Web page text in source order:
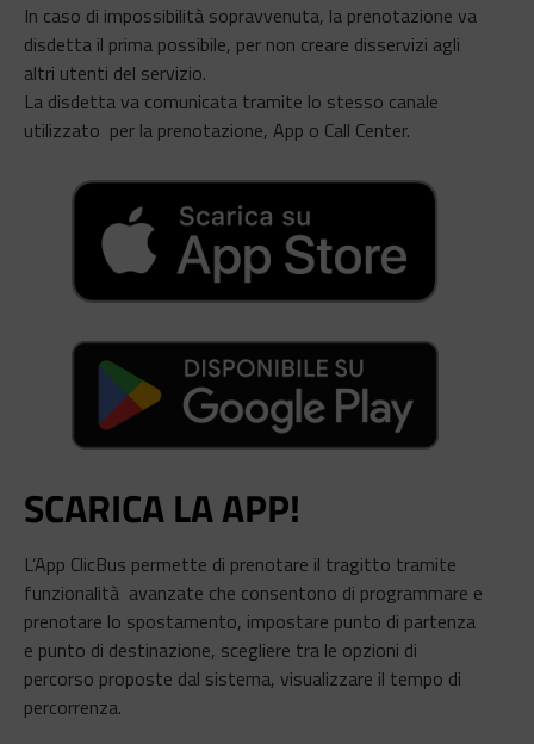
In caso di impossibilità sopravvenuta, la prenotazione va
disdetta il prima possibile, per non creare disservizi agli
altri utenti del servizio.
La disdetta va comunicata tramite lo stesso canale
utilizzato per la prenotazione, App o Call Center.
SCARICA LA APP!
L’App ClicBus permette di prenotare il tragitto tramite
funzionalità avanzate che consentono di programmare e
prenotare lo spostamento, impostare punto di partenza
e punto di destinazione, scegliere tra le opzioni di
percorso proposte dal sistema, visualizzare il tempo di
percorrenza.